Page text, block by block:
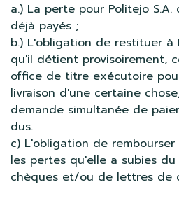
a.) La perte pour Politejo
déjà payés ;
b.) L'obligation de restituer à
qu'il détient provisoirement,
office de titre exécutoire
livraison d'une certaine
demande simultanée de
dus.
c) L'obligation de
les pertes qu'elle a subies
chèques et/ou de lettres de